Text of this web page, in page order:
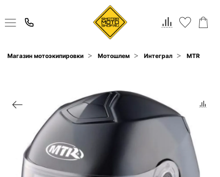
Магазин мотоэкипировки Мотошлем Интеграл MTR